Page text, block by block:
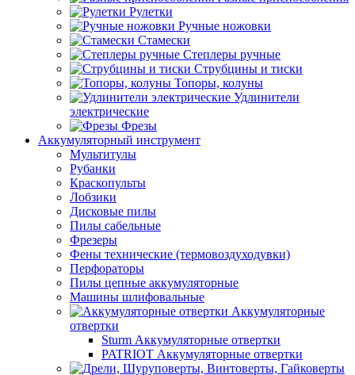
Рулетки
Ручные ножовки
Стамески
Степлеры ручные
Струбцины и тиски
Топоры, колуны
Удлинители
электрические
Фрезы
Аккумуляторный инструмент
Мультитулы
Рубанки
Краскопульты
Лобзики
Дисковые пилы
Пилы сабельные
Фрезеры
Фены технические (термовоздуходувки)
Перфораторы
Пилы цепные аккумуляторные
Машины шлифовальные
Аккумуляторные
отвертки
Sturm Аккумуляторные отвертки
PATRIOT Аккумуляторные отвертки